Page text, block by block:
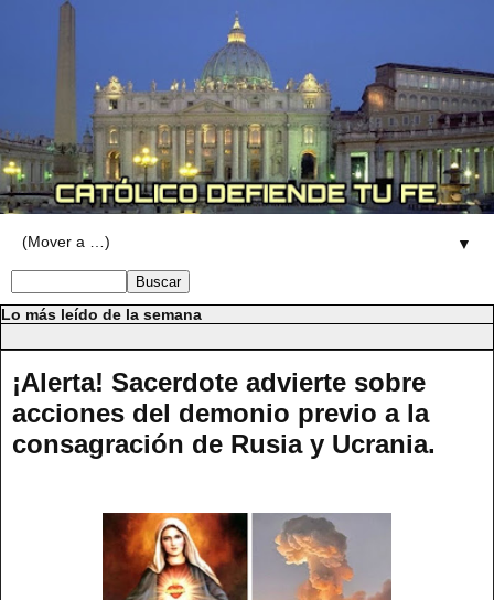
▼
Lo más leído de la semana
¡Alerta! Sacerdote advierte sobre
acciones del demonio previo a la
consagración de Rusia y Ucrania.